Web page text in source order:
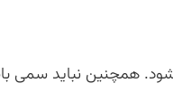
شود. همچنین نباید سمی